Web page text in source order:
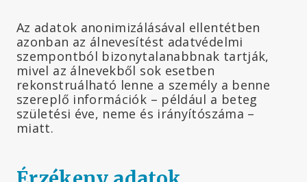
Az adatok anonimizálásával ellentétben
azonban az álnevesítést adatvédelmi
szempontból bizonytalanabbnak tartják,
mivel az álnevekből sok esetben
rekonstruálható lenne a személy a benne
szereplő információk – például a beteg
születési éve, neme és irányítószáma –
miatt.